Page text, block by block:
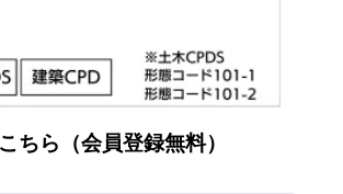
ちら（会員登録無料）